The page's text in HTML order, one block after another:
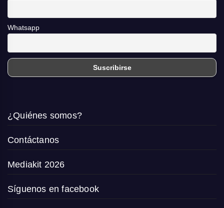
Whatsapp
¿Quiénes somos?
Contáctanos
Mediakit 2026
Síguenos en facebook